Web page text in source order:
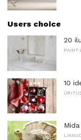
Users choice
20
PAINT
10